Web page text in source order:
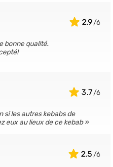
2.9
bonne qualité.
3.7
si les autres kebabs de
eux au lieux de ce kebab
2.5